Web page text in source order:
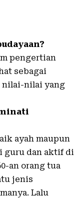
pengertian
sebagai
nilai-nilai yang
ayah maupun
guru dan aktif di
an orang tua
jenis
Lalu